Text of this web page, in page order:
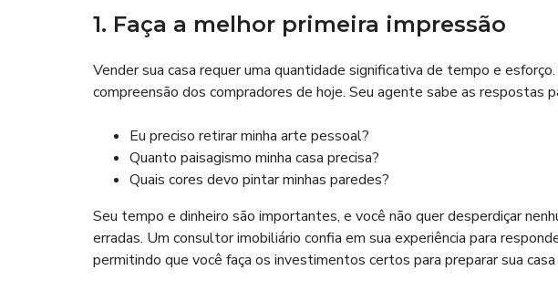
O
A
L
M
P
R
E
A
I
T
P
O
R
A
D
N
E
1. Faça a melhor primeira impressão
Vender sua casa requer uma quantidade significativa de tempo e
compreensão dos compradores de hoje. Seu agente sabe as respostas
Eu preciso retirar minha arte pessoal?
Quanto paisagismo minha casa precisa?
Quais cores devo pintar minhas paredes?
Seu tempo e dinheiro são importantes, e você não quer desperdiçar
erradas. Um consultor imobiliário confia em sua experiência para
permitindo que você faça os investimentos certos para preparar sua